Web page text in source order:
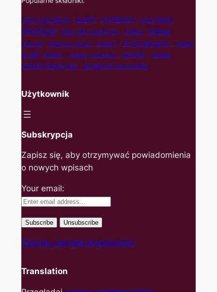
biała czekolada budyń cynamon czekolada
drożdże ekstrakt waniliowy jabłka kakao
kruche kruche ciasto maliny mascarpone masło
miód mleko orzechy włoskie twaróg wanilia
wiórki kokosowe śmietanka kremówka
Użytkownik
Subskrypcja
Zapisz się, aby otrzymywać powiadomienia
o nowych wpisach
Your email:
Zasady, polityka prywatności
Translation